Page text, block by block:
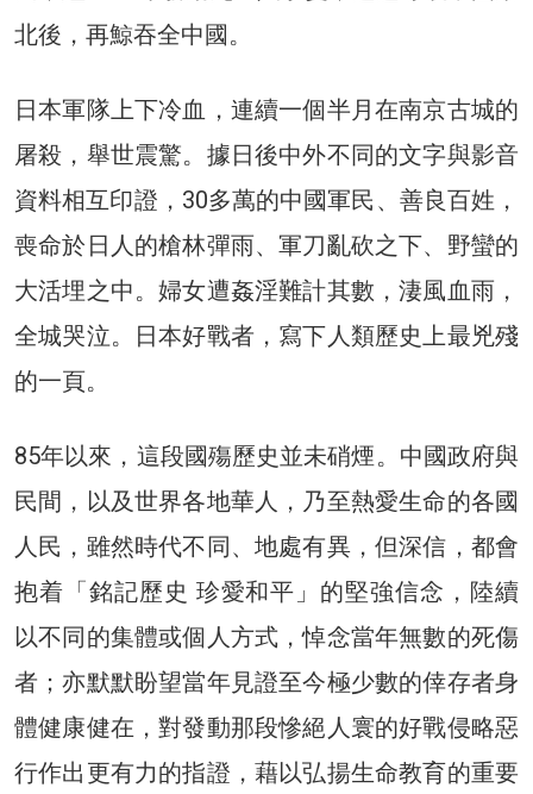
北後，再鯨吞全中國。
日本軍隊上下冷血，連續一個半月在南京古城的
屠殺，舉世震驚。據日後中外不同的文字與影音
資料相互印證，30多萬的中國軍民、善良百姓，
喪命於日人的槍林彈雨、軍刀亂砍之下、野蠻的
大活埋之中。婦女遭姦淫難計其數，淒風血雨，
全城哭泣。日本好戰者，寫下人類歷史上最兇殘
的一頁。
85年以來，這段國殤歷史並未硝煙。中國政府與
民間，以及世界各地華人，乃至熱愛生命的各國
人民，雖然時代不同、地處有異，但深信，都會
抱着「銘記歷史 珍愛和平」的堅強信念，陸續
以不同的集體或個人方式，悼念當年無數的死傷
者；亦默默盼望當年見證至今極少數的倖存者身
體健康健在，對發動那段慘絕人寰的好戰侵略惡
行作出更有力的指證，藉以弘揚生命教育的重要